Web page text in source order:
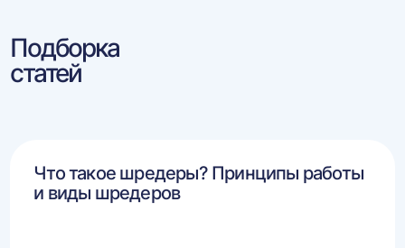
Подборка
статей
Что такое шредеры? Принципы работы
и виды шредеров